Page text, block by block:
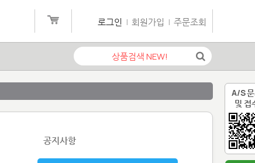
A/S
및 접
로그인 | 회원가입 | 주문조회
공지사항